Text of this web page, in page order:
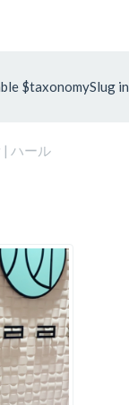
$taxonomySlug in
| ハール